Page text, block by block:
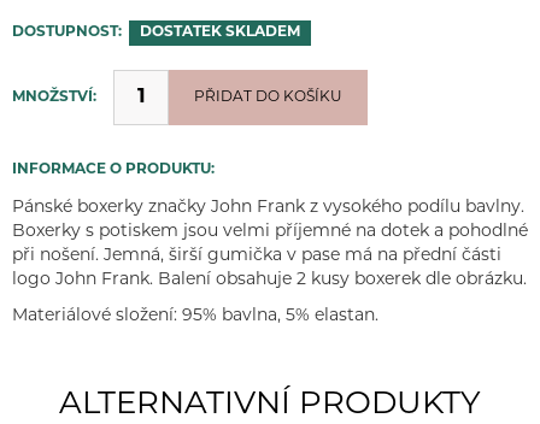
DOSTUPNOST: DOSTATEK SKLADEM
MNOŽSTVÍ:
PŘIDÁNO PŘIDAT DO KOŠÍKU
INFORMACE O PRODUKTU:
Pánské boxerky značky John Frank z vysokého podílu bavlny.
Boxerky s potiskem jsou velmi příjemné na dotek a pohodlné
při nošení. Jemná, širší gumička v pase má na přední části
logo John Frank. Balení obsahuje 2 kusy boxerek dle obrázku.
Materiálové složení: 95% bavlna, 5% elastan.
ALTERNATIVNÍ PRODUKTY